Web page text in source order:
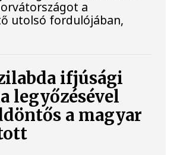
a
utolsó fordulójában,
ifjúsági
legyőzésével
a magyar